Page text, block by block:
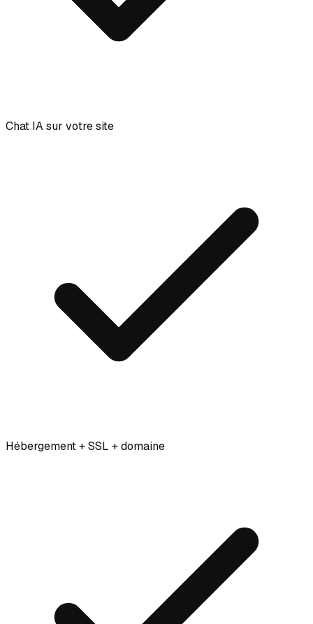
Chat IA sur votre site
Hébergement + SSL + domaine